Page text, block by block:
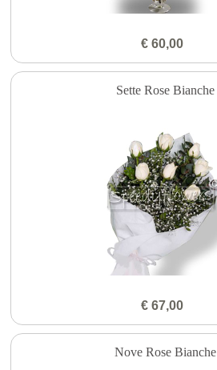
€ 60,00
Sette Rose Bianche
€ 67,00
Nove Rose Bianche